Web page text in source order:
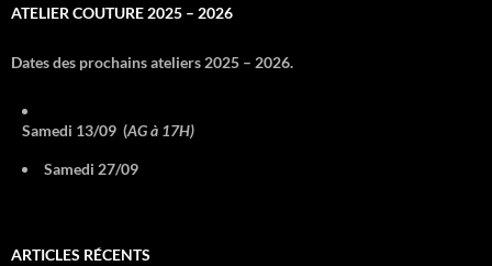
ATELIER COUTURE 2025 – 2026
Dates des prochains ateliers 2025 – 2026.
Samedi 13/09 (AG à 17H)
Samedi 27/09
ARTICLES RÉCENTS